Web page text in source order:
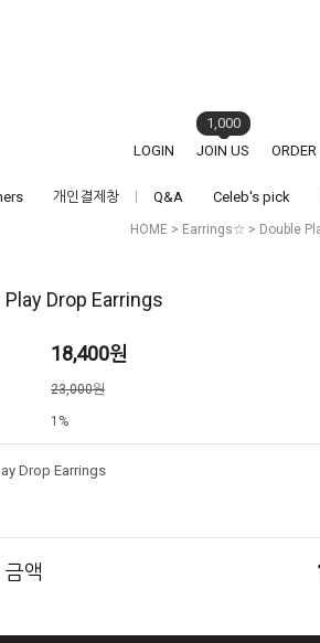
LOGIN JOIN US
1,000
ORDER
개인결제창 Q&A Celeb's pick
HOME > Earrings☆ > Double
Drop Earrings
18,400원
23,000원
1%
Drop Earrings
금액